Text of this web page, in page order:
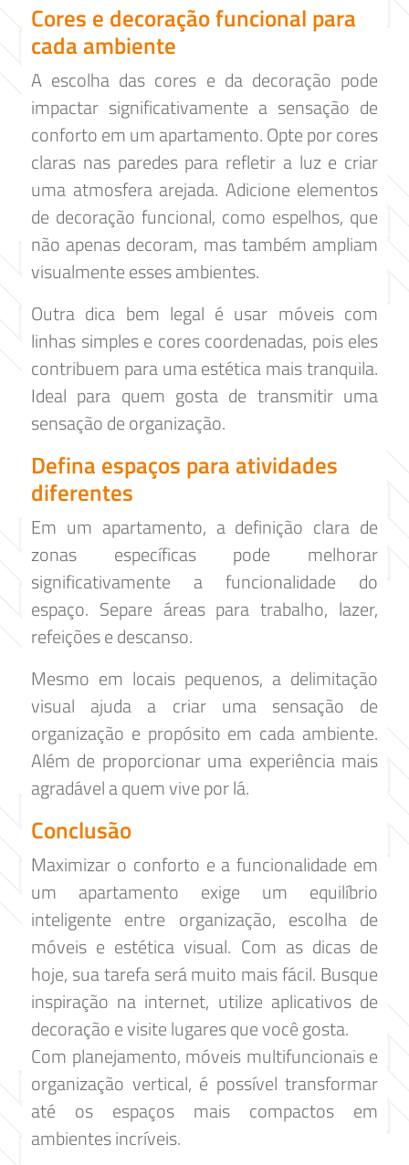
Cores e decoração funcional para
cada ambiente
A escolha das cores e da decoração pode
impactar significativamente a sensação de
conforto em um apartamento. Opte por cores
claras nas paredes para refletir a luz e criar
uma atmosfera arejada. Adicione elementos
de decoração funcional, como espelhos, que
não apenas decoram, mas também ampliam
visualmente esses ambientes.
Outra dica bem legal é usar móveis com
linhas simples e cores coordenadas, pois eles
contribuem para uma estética mais tranquila.
Ideal para quem gosta de transmitir uma
sensação de organização.
Defina espaços para atividades
diferentes
Em um apartamento, a definição clara de
zonas específicas pode melhorar
significativamente a funcionalidade do
espaço. Separe áreas para trabalho, lazer,
refeições e descanso.
Mesmo em locais pequenos, a delimitação
visual ajuda a criar uma sensação de
organização e propósito em cada ambiente.
Além de proporcionar uma experiência mais
agradável a quem vive por lá.
Conclusão
Maximizar o conforto e a funcionalidade em
um apartamento exige um equilíbrio
inteligente entre organização, escolha de
móveis e estética visual. Com as dicas de
hoje, sua tarefa será muito mais fácil. Busque
inspiração na internet, utilize aplicativos de
decoração e visite lugares que você gosta.
Com planejamento, móveis multifuncionais e
organização vertical, é possível transformar
até os espaços mais compactos em
ambientes incríveis.